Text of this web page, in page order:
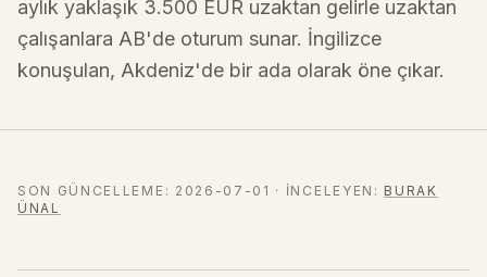
aylık yaklaşık 3.500 EUR uzaktan gelirle uzaktan
çalışanlara AB'de oturum sunar. İngilizce
konuşulan, Akdeniz'de bir ada olarak öne çıkar.
SON GÜNCELLEME : 2026-07-01 · İNCELEYEN : BURAK
ÜNAL